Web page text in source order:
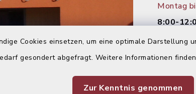
Cookies einsetzen, um eine optimale Darstellung
gesondert abgefragt. Weitere Informationen
Zur Kenntnis genommen
Montag
8:00-
Montag
14:00-
Dienstag: